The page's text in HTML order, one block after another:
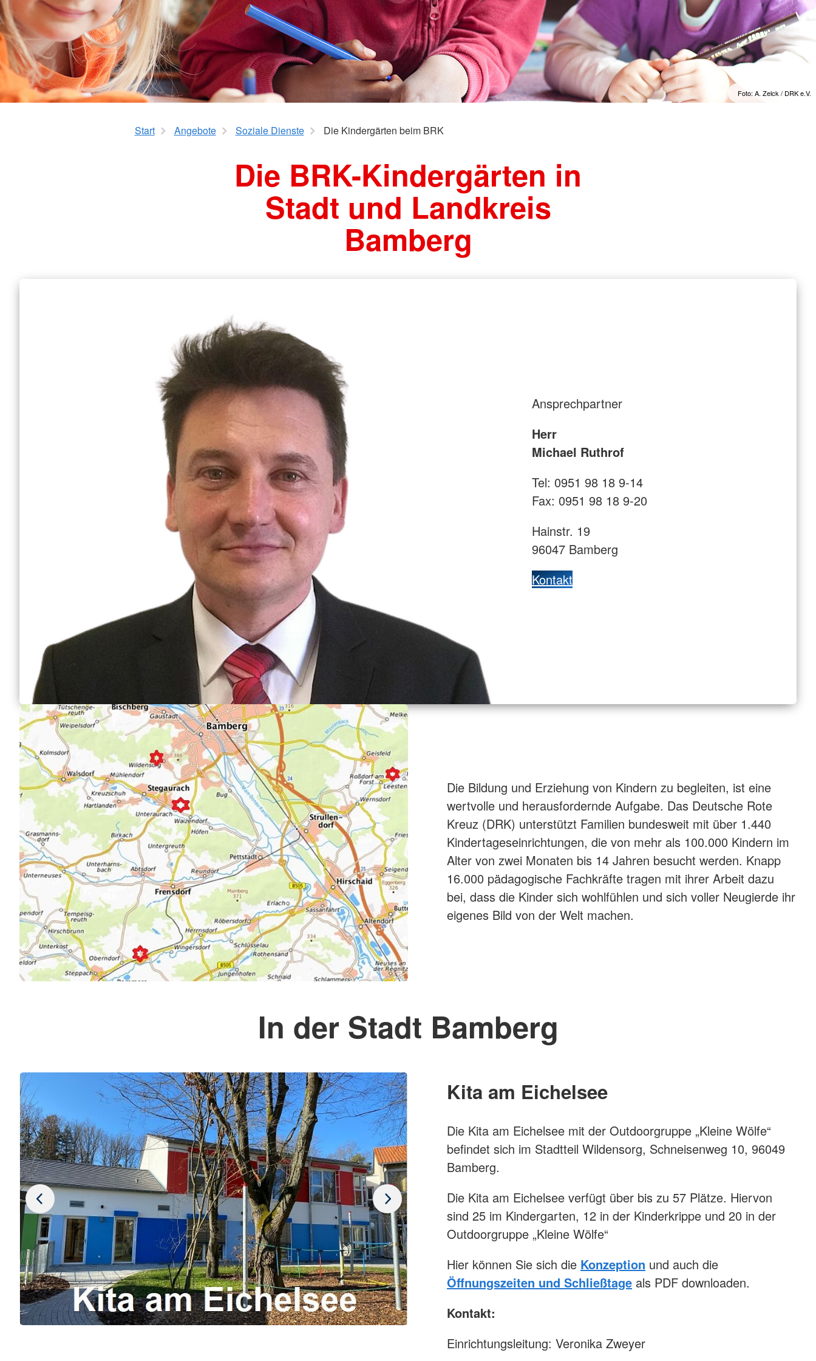
Pflegeberatung
Hilfs-Mittel-Verleih
Servicewohnen-Sonnenpark
Tages-Pflege
Foto: A. Zelck / DRK e.V.
Start Angebote Soziale Dienste Die Kindergärten beim BRK
Die BRK-Kindergärten in
Stadt und Landkreis
Bamberg
Ansprechpartner
Herr
Michael Ruthrof
Tel: 0951 98 18 9-14
Fax: 0951 98 18 9-20
Hainstr. 19
96047 Bamberg
Kontakt
Die Bildung und Erziehung von Kindern zu begleiten, ist eine
wertvolle und herausfordernde Aufgabe. Das Deutsche Rote
Kreuz (DRK) unterstützt Familien bundesweit mit über 1.440
Kindertageseinrichtungen, die von mehr als 100.000 Kindern im
Alter von zwei Monaten bis 14 Jahren besucht werden. Knapp
16.000 pädagogische Fachkräfte tragen mit ihrer Arbeit dazu
bei, dass die Kinder sich wohlfühlen und sich voller Neugierde ihr
eigenes Bild von der Welt machen.
In der Stadt Bamberg
Kita am Eichelsee
Die Kita am Eichelsee mit der Outdoorgruppe „Kleine Wölfe“
befindet sich im Stadtteil Wildensorg, Schneisenweg 10, 96049
Bamberg.
Die Kita am Eichelsee verfügt über bis zu 57 Plätze. Hiervon
sind 25 im Kindergarten, 12 in der Kinderkrippe und 20 in der
Outdoorgruppe „Kleine Wölfe“
Hier können Sie sich die Konzeption und auch die
Öffnungszeiten und Schließtage als PDF downloaden.
Kontakt:
Einrichtungsleitung: Veronika Zweyer